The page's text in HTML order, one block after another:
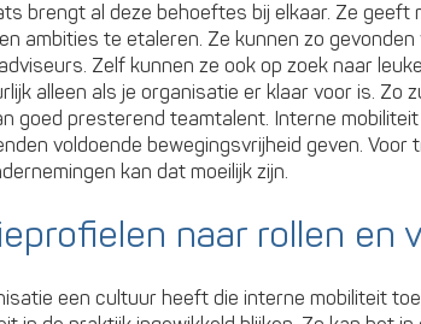
brengt al deze behoeftes bij elkaar. Ze geeft
ambities te etaleren. Ze kunnen zo
Zelf kunnen ze ook op zoek naar
alleen als je organisatie er klaar voor is. Zo
goed presterend teamtalent. Interne
voldoende bewegingsvrijheid geven. Voor
kan dat moeilijk zijn.
naar rollen en
een cultuur heeft die interne mobiliteit